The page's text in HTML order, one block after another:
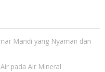
Mandi yang Nyaman dan
pada Air Mineral